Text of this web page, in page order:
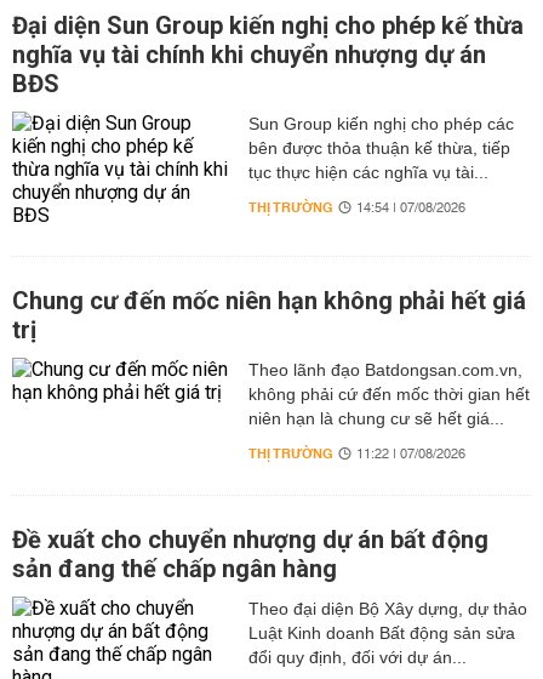
Đại diện Sun Group kiến nghị cho phép kế thừa
nghĩa vụ tài chính khi chuyển nhượng dự án
BĐS
Sun Group kiến nghị cho phép các
bên được thỏa thuận kế thừa, tiếp
tục thực hiện các nghĩa vụ tài...
THỊ TRƯỜNG 14:54 | 07/08/2026
Chung cư đến mốc niên hạn không phải hết giá
trị
Theo lãnh đạo Batdongsan.com.vn,
không phải cứ đến mốc thời gian hết
niên hạn là chung cư sẽ hết giá...
THỊ TRƯỜNG 11:22 | 07/08/2026
Đề xuất cho chuyển nhượng dự án bất động
sản đang thế chấp ngân hàng
Theo đại diện Bộ Xây dựng, dự thảo
Luật Kinh doanh Bất động sản sửa
đổi quy định, đối với dự án...